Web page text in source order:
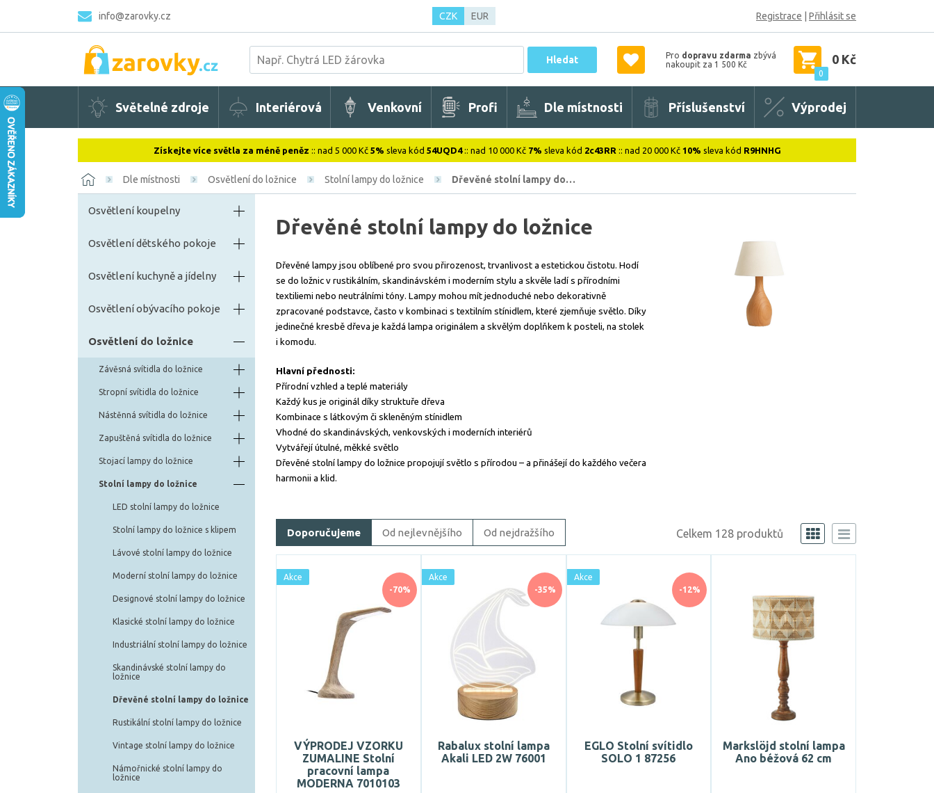
info@zarovky.cz CZK EUR Registrace Přihlásit se
Hledat Pro dopravu zdarma zbývá
nakoupit za 1 500 Kč
0
0 Kč
Světelné zdroje Interiérová Venkovní Profi Dle místnosti Příslušenství Výprodej
Získejte více světla za méně peněz :: nad 5 000 Kč 5% sleva kód 54UQD4:: nad 10 000 Kč 7% sleva kód 2c43RR :: nad 20 000 Kč 10% sleva kód R9HNHG
Dle místnosti Osvětlení do ložnice Stolní lampy do ložnice Dřevěné stolní lampy do…
Dřevěné stolní lampy do ložnice
Dřevěné lampy jsou oblíbené pro svou přirozenost, trvanlivost a estetickou čistotu. Hodí
se do ložnic v rustikálním, skandinávském i moderním stylu a skvěle ladí s přírodními
textiliemi nebo neutrálními tóny. Lampy mohou mít jednoduché nebo dekorativně
zpracované podstavce, často v kombinaci s textilním stínidlem, které zjemňuje světlo. Díky
jedinečné kresbě dřeva je každá lampa originálem a skvělým doplňkem k posteli, na stolek
i komodu.
Hlavní přednosti:
Přírodní vzhled a teplé materiály
Každý kus je originál díky struktuře dřeva
Kombinace s látkovým či skleněným stínidlem
Vhodné do skandinávských, venkovských i moderních interiérů
Vytvářejí útulné, měkké světlo
Dřevěné stolní lampy do ložnice propojují světlo s přírodou – a přinášejí do každého večera
harmonii a klid.
Osvětlení koupelny
Osvětlení dětského pokoje
Osvětlení kuchyně a jídelny
Osvětlení obývacího pokoje
Osvětlení do ložnice
Závěsná svítidla do ložnice
Stropní svítidla do ložnice
Nástěnná svítidla do ložnice
Zapuštěná svítidla do ložnice
Stojací lampy do ložnice
Stolní lampy do ložnice
LED stolní lampy do ložnice
Stolní lampy do ložnice s klipem
Lávové stolní lampy do ložnice
Moderní stolní lampy do ložnice
Designové stolní lampy do ložnice
Klasické stolní lampy do ložnice
Industriální stolní lampy do ložnice
Skandinávské stolní lampy do
ložnice
Dřevěné stolní lampy do ložnice
Rustikální stolní lampy do ložnice
Vintage stolní lampy do ložnice
Námořnické stolní lampy do
ložnice
Doporučujeme Od nejlevnějšího Od nejdražšího Celkem 128 produktů
-70%
Akce
VÝPRODEJ VZORKU
ZUMALINE Stolní
pracovní lampa
MODERNA 7010103
-35%
Akce
Rabalux stolní lampa
Akali LED 2W 76001
-12%
Akce
EGLO Stolní svítidlo
SOLO 1 87256
Markslöjd stolní lampa
Ano béžová 62 cm